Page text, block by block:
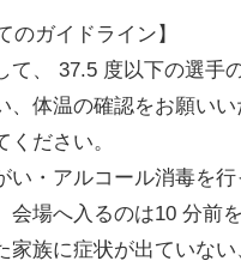
のガイドライン】
て、 37.5 度以下の選手
、体温の確認をお願い
ください。
い・アルコール消毒を
会場へ入るのは10 分
家族に症状が出ていな